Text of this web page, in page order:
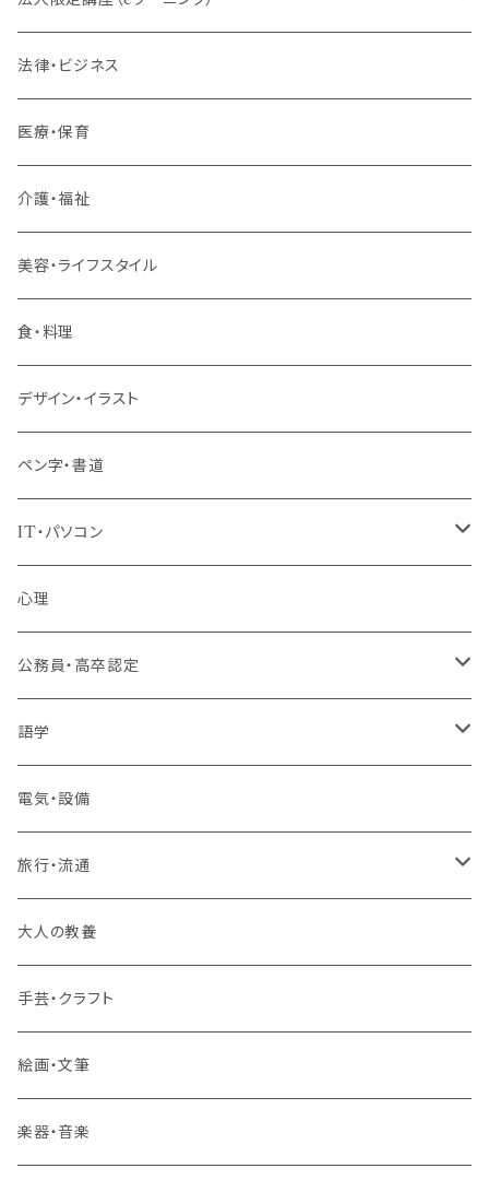
内定者・新入社員
若手社員・中堅社員
リーダー（主任・係長）
管理職
階層共通
パッケージプラン
法律・ビジネス
医療・保育
介護・福祉
美容・ライフスタイル
食・料理
デザイン・イラスト
ペン字・書道
IT・パソコン
MOS（ﾏｲｸﾛｿﾌﾄｵﾌｨｽｽﾍﾟｼｬﾘｽﾄ）講座
プログラミング・Web制作入門講座
1コース受講
2コースまとめて受講
その他 IT・パソコン
心理
公務員・高卒認定
高卒認定講座
大卒公務員受験対策講座
語学
TOEIC®L&Rテスト対策講座
その他 語学
電気・設備
旅行・流通
旅行業務取扱管理者講座
その他 旅行・流通
大人の教養
手芸・クラフト
絵画・文筆
楽器・音楽